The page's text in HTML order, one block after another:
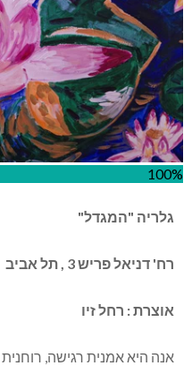
100%
גלריה "המגדל"
רח' דניאל פריש 3 , תל אביב
אוצרת : רחל זיו
אנה היא אמנית רגישה,